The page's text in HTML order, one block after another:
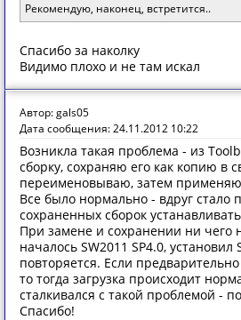
Рекомендую, наконец, встретится..
Спасибо за наколку
Видимо плохо и не там искал
Автор: gals05
Дата сообщения: 24.11.2012 10:22
Возникла такая проблема - из
сборку, сохраняю его как копию в
переименовываю, затем применяю
Все было нормально - вдруг стало
сохраненных сборок
При замене и сохранении ни чего
началось SW2011 SP4.0, установил
повторяется. Если
то тогда загрузка происходит
сталкивался с такой проблемой -
Спасибо!